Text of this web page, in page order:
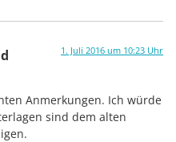
1. Juli 2016 um 10:23 Uhr
Anmerkungen. Ich würde
sind dem alten